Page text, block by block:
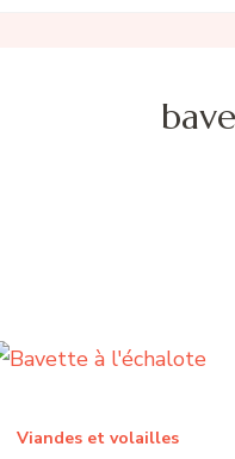
Viandes et volailles